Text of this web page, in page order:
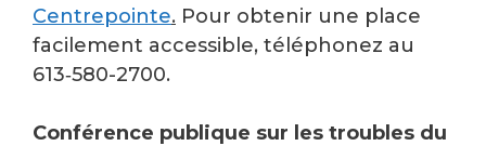
Centrepointe. Pour obtenir une place
facilement accessible, téléphonez au
613‑580-2700.
Conférence publique sur les troubles du